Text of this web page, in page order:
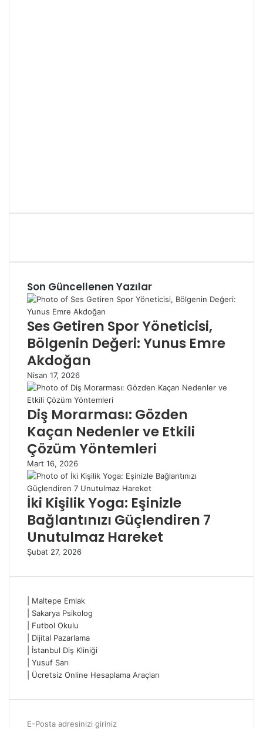
Son Güncellenen Yazılar
Ses Getiren Spor Yöneticisi,
Bölgenin Değeri: Yunus Emre
Akdoğan
Nisan 17, 2026
Diş Morarması: Gözden
Kaçan Nedenler ve Etkili
Çözüm Yöntemleri
Mart 16, 2026
İki Kişilik Yoga: Eşinizle
Bağlantınızı Güçlendiren 7
Unutulmaz Hareket
Şubat 27, 2026
Maltepe Emlak
Sakarya Psikolog
Futbol Okulu
Dijital Pazarlama
İstanbul Diş Kliniği
Yusuf Sarı
Ücretsiz Online Hesaplama Araçları
E-